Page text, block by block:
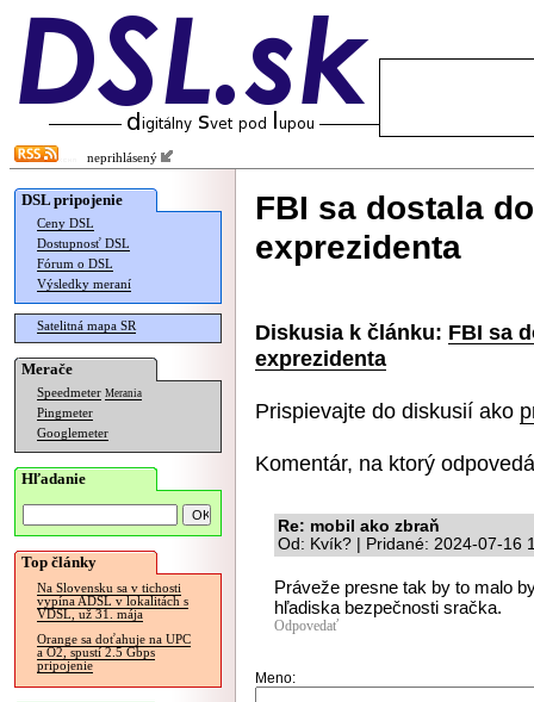
neprihlásený
DSL pripojenie
Ceny DSL
Dostupnosť DSL
Fórum o DSL
Výsledky meraní
Satelitná mapa SR
Merače
Speedmeter Merania
Pingmeter
Googlemeter
Hľadanie
Top články
Na Slovensku sa v tichosti
vypína ADSL v lokalitách s
VDSL, už 31. mája
Orange sa doťahuje na UPC
a O2, spustí 2.5 Gbps
pripojenie
FBI sa dostala
exprezidenta
Diskusia k článku: FBI sa
exprezidenta
Prispievajte do diskusií ako
Komentár, na ktorý
Re: mobil ako zbraň
Od: Kvík? | Pridané: 2024-07-16
Práveže presne tak by to malo
hľadiska bezpečnosti sračka.
Odpovedať
Meno: